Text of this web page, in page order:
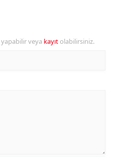
yapabilir veya kayıt olabilirsiniz.